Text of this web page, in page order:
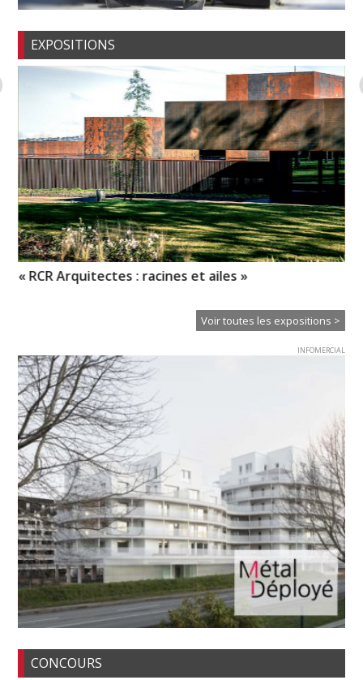
EXPOSITIONS
« RCR Arquitectes : racines et ailes »
Voir toutes les expositions >
INFOMERCIAL
CONCOURS